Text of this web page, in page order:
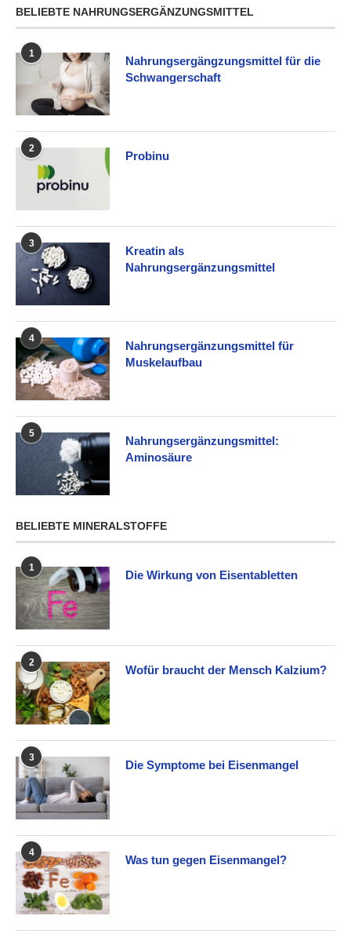
BELIEBTE NAHRUNGSERGÄNZUNGSMITTEL
1
Nahrungsergängzungsmittel für die
Schwangerschaft
2
Probinu
3
Kreatin als
Nahrungsergänzungsmittel
4
Nahrungsergänzungsmittel für
Muskelaufbau
5
Nahrungsergänzungsmittel:
Aminosäure
BELIEBTE MINERALSTOFFE
1
Die Wirkung von Eisentabletten
2
Wofür braucht der Mensch Kalzium?
3
Die Symptome bei Eisenmangel
4
Was tun gegen Eisenmangel?